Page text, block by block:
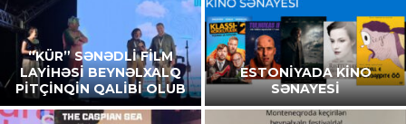
“KÜR” SƏNƏDLİ FİLM
LAYİHƏSİ BEYNƏLXALQ
PİTÇİNQİN QALİBİ OLUB
ESTONİYADA KİNO
SƏNAYESİ